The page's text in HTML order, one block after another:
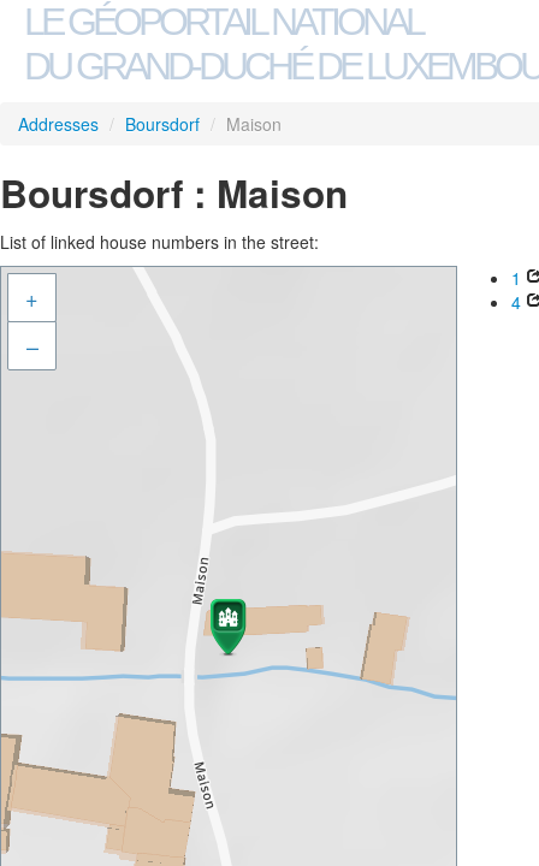
LE GÉOPORTAIL NATIONAL
DU GRAND-DUCHÉ DE
Addresses / Boursdorf / Maison
Boursdorf : Maison
List of linked house numbers in the street:
+
–
1
4